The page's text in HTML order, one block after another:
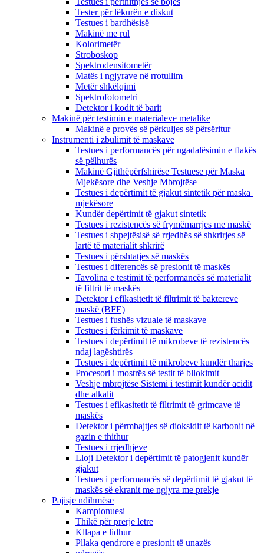
Tester për lëkurën e diskut
Testues i bardhësisë
Makinë me rul
Kolorimetër
Stroboskop
Spektrodensitometër
Matës i ngjyrave në rrotullim
Metër shkëlqimi
Spektrofotometri
Detektor i kodit të barit
Makinë për testimin e materialeve metalike
Makinë e provës së përkuljes së përsëritur
Instrumenti i zbulimit të maskave
Testues i performancës për ngadalësimin e flakës
së pëlhurës
Makinë Gjithëpërfshirëse Testuese për Maska
Mjekësore dhe Veshje Mbrojtëse
Testues i depërtimit të gjakut sintetik për maska ​​
mjekësore
Kundër depërtimit të gjakut sintetik
Testues i rezistencës së frymëmarrjes me maskë
Testues i shpejtësisë së rrjedhës së shkrirjes së
lartë të materialit shkrirë
Testues i përshtatjes së maskës
Testues i diferencës së presionit të maskës
Tavolina e testimit të performancës së materialit
të filtrit të maskës
Detektor i efikasitetit të filtrimit të baktereve
maskë (BFE)
Testues i fushës vizuale të maskave
Testues i fërkimit të maskave
Testues i depërtimit të mikrobeve të rezistencës
ndaj lagështirës
Testues i depërtimit të mikrobeve kundër tharjes
Procesori i mostrës së testit të bllokimit
Veshje mbrojtëse Sistemi i testimit kundër acidit
dhe alkalit
Testues i efikasitetit të filtrimit të grimcave të
maskës
Detektor i përmbajtjes së dioksidit të karbonit në
gazin e thithur
Testues i rrjedhjeve
Lloji Detektor i depërtimit të patogjenit kundër
gjakut
Testues i performancës së depërtimit të gjakut të
maskës së ekranit me ngjyra me prekje
Pajisje ndihmëse
Kampionuesi
Thikë për prerje letre
Kllapa e lidhur
Pllaka qendrore e presionit të unazës